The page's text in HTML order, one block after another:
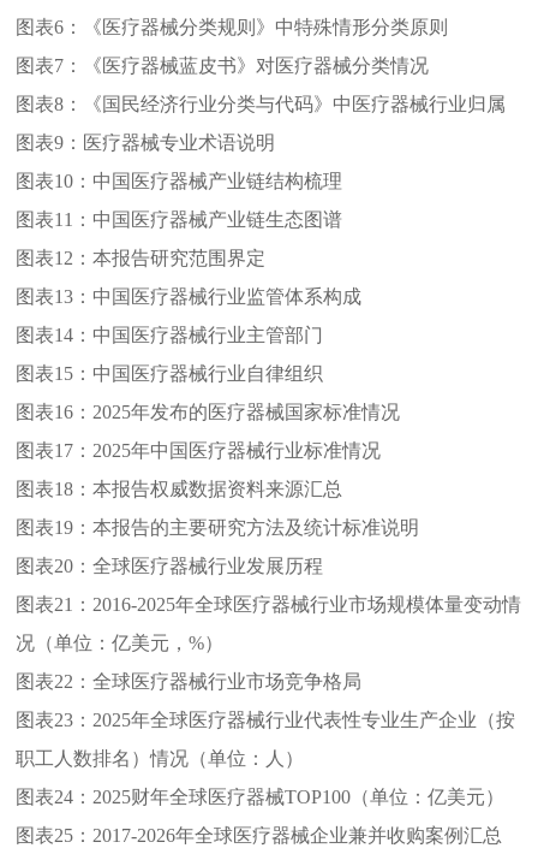
图表6：
《医疗器械分类规则》中特殊情形分类原则
图表7：
《医疗器械蓝皮书》对医疗器械分类情况
图表8：
《国民经济行业分类与代码》中医疗器械行业归属
图表9： 医疗器械专业术语说明
图表10： 中国医疗器械产业链结构梳理
图表11： 中国医疗器械产业链生态图谱
图表12：本报告研究范围界定
图表13： 中国医疗器械行业监管体系构成
图表14： 中国医疗器械行业主管部门
图表15： 中国医疗器械行业自律组织
图表16： 2025年发布的医疗器械国家标准情况
图表17： 2025年中国医疗器械行业标准情况
图表18：本报告权威数据资料来源汇总
图表19：本报告的主要研究方法及统计标准说明
图表20：全球医疗器械行业发展历程
图表21： 2016-2025年全球医疗器械行业市场规模体量变动情
况（单位：亿美元，%）
图表22：全球医疗器械行业市场竞争格局
图表23： 2025年全球医疗器械行业代表性专业生产企业（按
职工人数排名）情况（单位：人）
图表24： 2025财年全球医疗器械TOP100（单位：亿美元）
图表25： 2017-2026年全球医疗器械企业兼并收购案例汇总